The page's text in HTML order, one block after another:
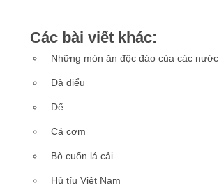
Các bài viết khác:
Những món ăn độc đáo của các nước
Đà điểu
Dế
Cá cơm
Bò cuốn lá cải
Hủ tíu Việt Nam